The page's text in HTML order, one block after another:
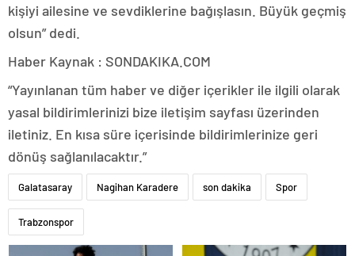
kişiyi ailesine ve sevdiklerine bağışlasın. Büyük geçmiş
olsun” dedi.
Haber Kaynak : SONDAKIKA.COM
“Yayınlanan tüm haber ve diğer içerikler ile ilgili olarak
yasal bildirimlerinizi bize iletişim sayfası üzerinden
iletiniz. En kısa süre içerisinde bildirimlerinize geri
dönüş sağlanılacaktır.”
Galatasaray Nagihan Karadere son dakika Spor
Trabzonspor